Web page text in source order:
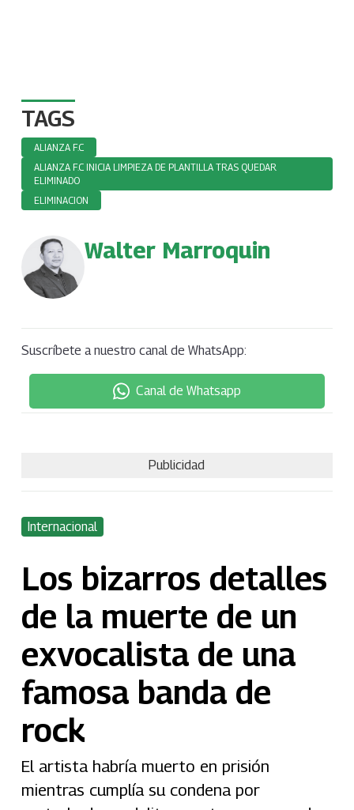
TAGS
ALIANZA F.C
ALIANZA F.C INICIA LIMPIEZA DE PLANTILLA TRAS QUEDAR
ELIMINADO
ELIMINACION
Walter Marroquin
Suscríbete a nuestro canal de WhatsApp:
Canal de Whatsapp
Publicidad
Internacional
Los bizarros detalles
de la muerte de un
exvocalista de una
famosa banda de
rock
El artista habría muerto en prisión
mientras cumplía su condena por